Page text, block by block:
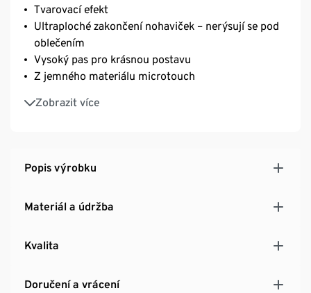
Tvarovací efekt
Ultraploché zakončení nohaviček – nerýsují se pod
oblečením
Vysoký pas pro krásnou postavu
Z jemného materiálu microtouch
Zobrazit více
Dlouhá životnost a vysoká odolnost při praní díky
Popis výrobku
Materiál a údržba
Kvalita
Doručení a vrácení